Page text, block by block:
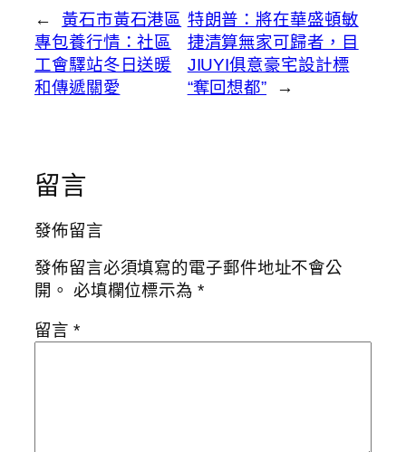
←
黃石市黃石港區
專包養行情：社區
工會驛站冬日送暖
和傳遞關愛
特朗普：將在華盛頓敏
捷清算無家可歸者，目
JIUYI俱意豪宅設計標
“奪回想都”
→
留言
發佈留言
發佈留言必須填寫的電子郵件地址不會公
開。 必填欄位標示為 *
留言 *